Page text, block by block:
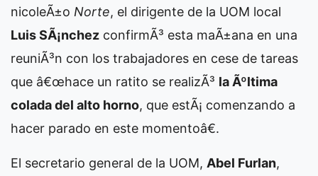
nicoleÃ±o Norte, el dirigente de la UOM local
Luis SÃ¡nchez confirmÃ³ esta maÃ±ana en una
reuniÃ³n con los trabajadores en cese de tareas
que â€œhace un ratito se realizÃ³ la Ãºltima
colada del alto horno, que estÃ¡ comenzando a
hacer parado en este momentoâ€.
El secretario general de la UOM, Abel Furlan,